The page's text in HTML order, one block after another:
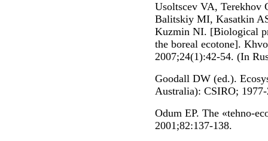
Usoltscev VA, Terekhov
Balitskiy MI, Kasatkin
Kuzmin NI. [Biological
the boreal ecotone].
2007;24(1):42-54. (In
Goodall DW (ed.).
Australia): CSIRO;
Odum EP. The «tehno-
2001;82:137-138.